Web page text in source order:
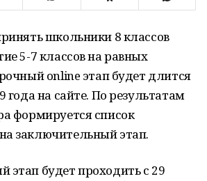
школьники 8 классов
5-7 классов на равных
online этап будет длится
года на сайте. По результатам
формируется список
заключительный этап.
этап будет проходить с 29